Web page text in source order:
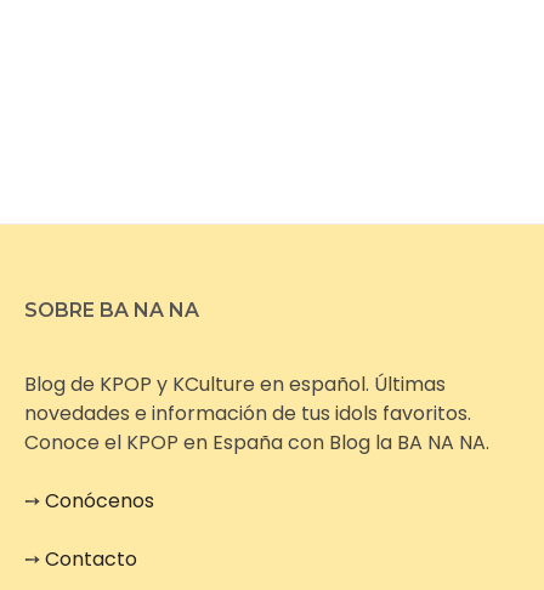
SOBRE BA NA NA
Blog de KPOP y KCulture en español. Últimas
novedades e información de tus idols favoritos.
Conoce el KPOP en España con Blog la BA NA NA.
➙Conócenos
➙Contacto